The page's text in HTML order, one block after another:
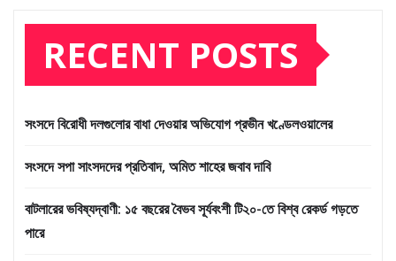
RECENT POSTS
সংসদে বিরোধী দলগুলোর বাধা দেওয়ার অভিযোগ প্রভীন খণ্ডেলওয়ালের
সংসদে সপা সাংসদদের প্রতিবাদ, অমিত শাহের জবাব দাবি
বাটলারের ভবিষ্যদ্বাণী: ১৫ বছরের বৈভব সূর্যবংশী টি২০-তে বিশ্ব রেকর্ড গড়তে
পারে